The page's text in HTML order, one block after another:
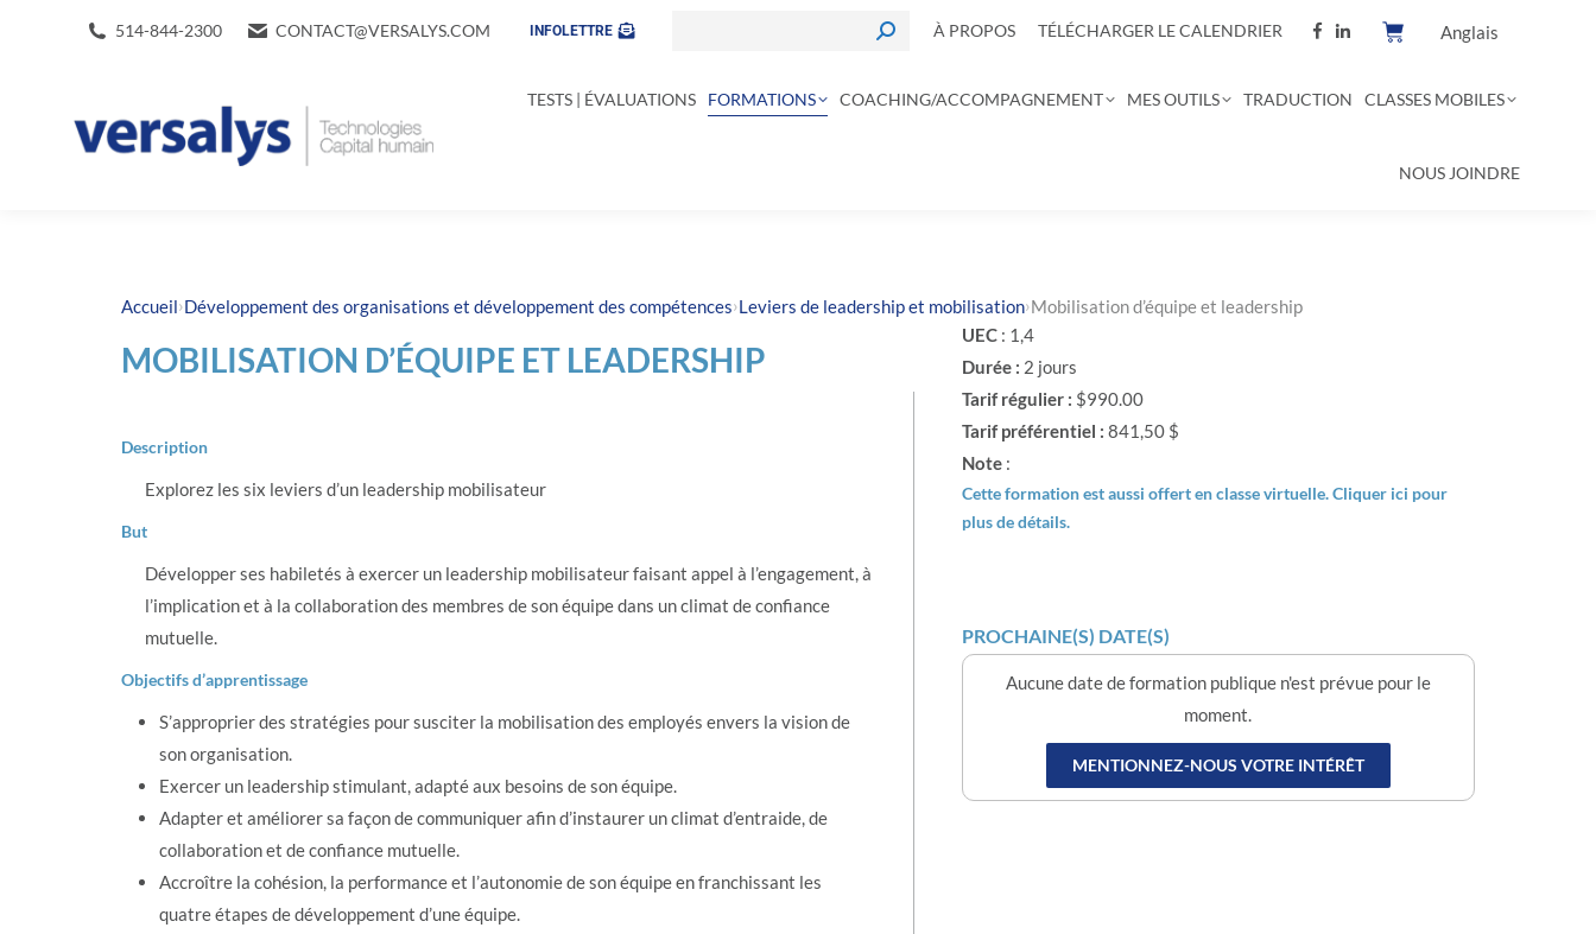
514-844-2300 CONTACT@VERSALYS.COM INFOLETTRE À PROPOS TÉLÉCHARGER LE CALENDRIER Anglais
TESTS | ÉVALUATIONS FORMATIONS COACHING/ACCOMPAGNEMENT MES OUTILS TRADUCTION CLASSES MOBILES
NOUS JOINDRE
Accueil›Développement des organisations et développement des compétences›Leviers de leadership et mobilisation›Mobilisation d’équipe et leadership
MOBILISATION D’ÉQUIPE ET LEADERSHIP
Description
Explorez les six leviers d’un leadership mobilisateur
But
Développer ses habiletés à exercer un leadership mobilisateur faisant appel à l’engagement, à
l’implication et à la collaboration des membres de son équipe dans un climat de confiance
mutuelle.
Objectifs d’apprentissage
S’approprier des stratégies pour susciter la mobilisation des employés envers la vision de
son organisation.
Exercer un leadership stimulant, adapté aux besoins de son équipe.
Adapter et améliorer sa façon de communiquer afin d’instaurer un climat d’entraide, de
collaboration et de confiance mutuelle.
Accroître la cohésion, la performance et l’autonomie de son équipe en franchissant les
quatre étapes de développement d’une équipe.
UEC: 1,4
Durée : 2 jours
Tarif régulier : $990.00
Tarif préférentiel : 841,50 $
Note:
Cette formation est aussi offert en classe virtuelle.Cliquer ici pour
plus de détails.
PROCHAINE(S) DATE(S)
Aucune date de formation publique n'est prévue pour le
moment.
MENTIONNEZ-NOUS VOTRE INTÉRÊT